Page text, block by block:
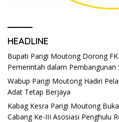
HEADLINE
Bupati Parigi Moutong Dorong
Pemerintah dalam Pembangunan
Wabup Parigi Moutong Hadiri
Adat Tetap Berjaya
Kabag Kesra Parigi Moutong
Cabang Ke-III Asosiasi Penghulu